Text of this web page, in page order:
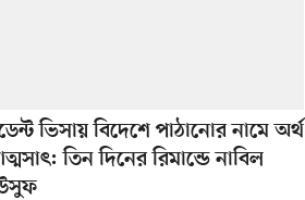
ভিসায় বিদেশে পাঠানোর নামে অর্থ
তিন দিনের রিমান্ডে নাবিল